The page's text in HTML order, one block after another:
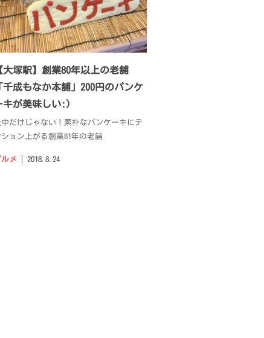
大塚駅】創業80年以上の老舗
千成もなか本舗」200円のパンケ
キが美味しい:)
中だけじゃない！素朴なパンケーキにテ
ョン上がる創業81年の老舗
メ 2018.8.24